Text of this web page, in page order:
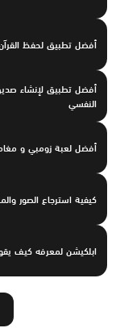
أفضل تطبيق لحفظ
أفضل تطبيق لإنشاء
النفسي
أفضل لعبة زومبي و
كيفية استرجاع الصور
ابلكيشن لمعرفه كيف